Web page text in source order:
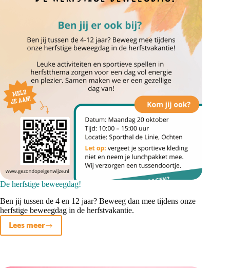
De herfstige beweegdag!
Ben jij tussen de 4 en 12 jaar? Beweeg dan mee tijdens onze
herfstige beweegdag in de herfstvakantie.
Lees meer
De
herfstige